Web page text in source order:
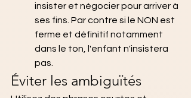
insister et négocier pour arriver à
ses fins. Par contre si le NON est
ferme et définitif notamment
dans le ton, l'enfant n'insistera
pas.
Éviter les ambiguïtés